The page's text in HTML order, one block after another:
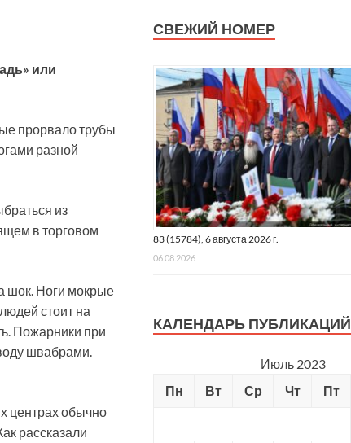
или
прорвало трубы
разной
из
в торговом
шок. Ноги мокрые
стоит на
Пожарники при
швабрами.
центрах обычно
рассказали
СВЕЖИЙ НОМЕР
83 (15784), 6 августа 2026 г.
06.08.2026
КАЛЕНДАРЬ ПУБЛИКАЦИЙ
Июль 2023
Пн
Вт Ср Чт Пт